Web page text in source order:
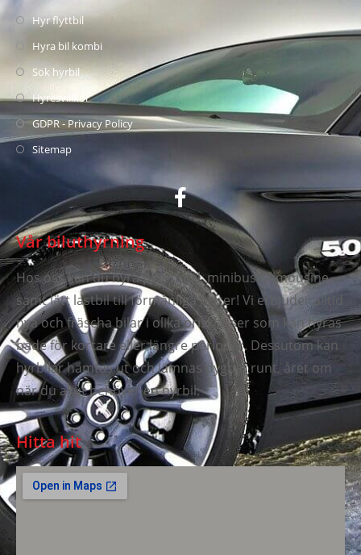
Hyr flyttbil
Hyra bil kombi
Sök hyrbil
Hyresvillkor
GDPR - Privacy Policy
Sitemap
Vår biluthyrning
Hos oss kan du hyra personbil, minibuss, limousine
samt lätt lastbil till förmånliga priser! Vi erbjuder alltid
nya och fräscha bilar i olika prisklasser som kan hyras
både för kortare eller längre perioder. Dessutom kan
hyrbilar hämtas ut och lämnas dygnet runt, året om
när du akut behöver en hyrbil.
Hitta hit